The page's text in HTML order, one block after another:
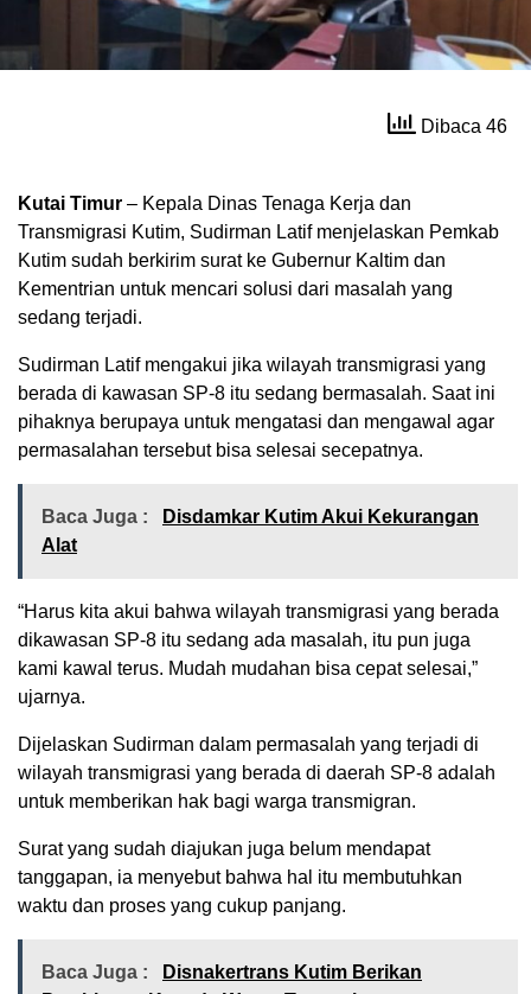
Dibaca 46
Kutai Timur – Kepala Dinas Tenaga Kerja dan
Transmigrasi Kutim, Sudirman Latif menjelaskan Pemkab
Kutim sudah berkirim surat ke Gubernur Kaltim dan
Kementrian untuk mencari solusi dari masalah yang
sedang terjadi.
Sudirman Latif mengakui jika wilayah transmigrasi yang
berada di kawasan SP-8 itu sedang bermasalah. Saat ini
pihaknya berupaya untuk mengatasi dan mengawal agar
permasalahan tersebut bisa selesai secepatnya.
Baca Juga :
Disdamkar Kutim Akui Kekurangan
Alat
“Harus kita akui bahwa wilayah transmigrasi yang berada
dikawasan SP-8 itu sedang ada masalah, itu pun juga
kami kawal terus. Mudah mudahan bisa cepat selesai,”
ujarnya.
Dijelaskan Sudirman dalam permasalah yang terjadi di
wilayah transmigrasi yang berada di daerah SP-8 adalah
untuk memberikan hak bagi warga transmigran.
Surat yang sudah diajukan juga belum mendapat
tanggapan, ia menyebut bahwa hal itu membutuhkan
waktu dan proses yang cukup panjang.
Baca Juga :
Disnakertrans Kutim Berikan